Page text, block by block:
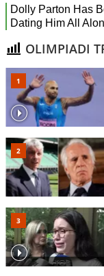
OLIMPIADI